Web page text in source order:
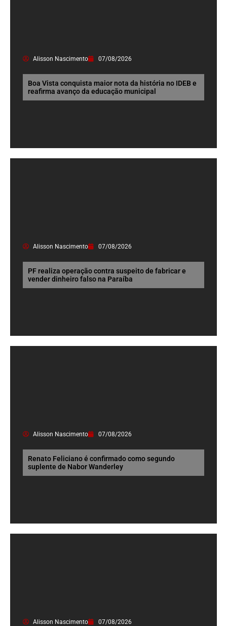
Alisson Nascimento 07/08/2026
Boa Vista conquista maior nota da história no IDEB e
reafirma avanço da educação municipal
Alisson Nascimento 07/08/2026
PF realiza operação contra suspeito de fabricar e
vender dinheiro falso na Paraíba
Alisson Nascimento 07/08/2026
Renato Feliciano é confirmado como segundo
suplente de Nabor Wanderley
Alisson Nascimento 07/08/2026